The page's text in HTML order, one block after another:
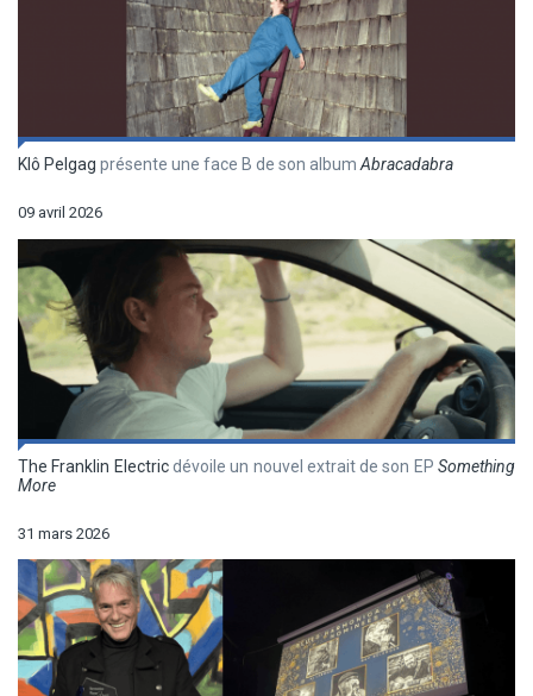
Klô Pelgag présente une face B de son albumAbracadabra
09 avril 2026
The Franklin Electricdévoile un nouvel extrait de son EPSomething
More
31 mars 2026